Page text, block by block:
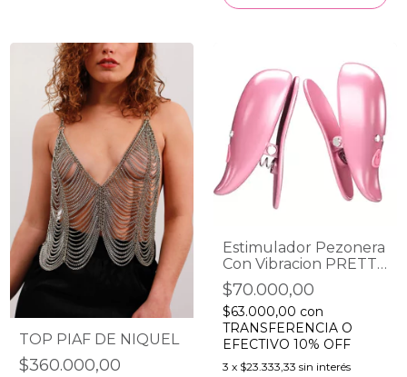
TOP PIAF DE NIQUEL
$360.000,00
Estimulador Pezonera
Con Vibracion PRETTY
LOVE Leaf
$70.000,00
$63.000,00 con
TRANSFERENCIA O
EFECTIVO 10% OFF
3 x $23.333,33 sin interés